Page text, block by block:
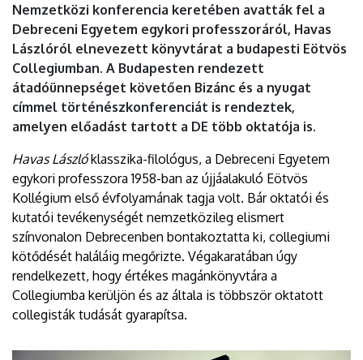
Nemzetközi konferencia keretében avatták fel a
Debreceni Egyetem egykori professzoráról, Havas
Lászlóról elnevezett könyvtárat a budapesti Eötvös
Collegiumban. A Budapesten rendezett
átadóünnepséget követően Bizánc és a nyugat
címmel történészkonferenciát is rendeztek,
amelyen előadást tartott a DE több oktatója is.
Havas Lászlóklasszika-filológus, a Debreceni Egyetem
egykori professzora 1958-ban az újjáalakuló Eötvös
Kollégium első évfolyamának tagja volt. Bár oktatói és
kutatói tevékenységét nemzetközileg elismert
színvonalon Debrecenben bontakoztatta ki, collegiumi
kötődését haláláig megőrizte. Végakaratában úgy
rendelkezett, hogy értékes magánkönyvtára a
Collegiumba kerüljön és az általa is többször oktatott
collegisták tudását gyarapítsa.